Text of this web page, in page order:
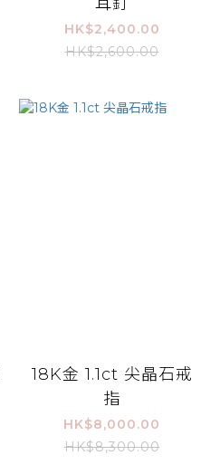
HK$2,400.00
HK$2,600.00
18K金 1.1ct 尖晶石戒
指
HK$8,000.00
HK$8,300.00